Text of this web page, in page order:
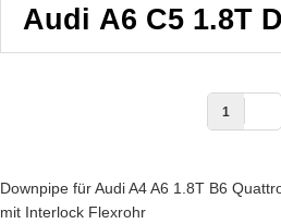
Audi A6 C5 1.8T
1
Downpipe für Audi A4 A6 1.8T B6
mit Interlock Flexrohr